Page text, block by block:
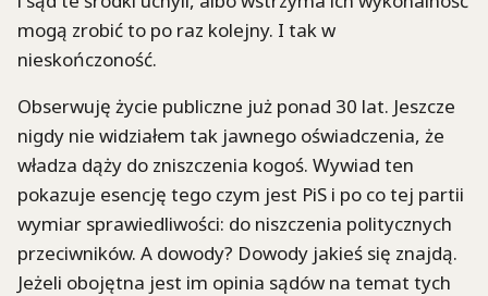
mogą zrobić to po raz kolejny. I tak w
nieskończoność.
Obserwuję życie publiczne już ponad 30 lat. Jeszcze
nigdy nie widziałem tak jawnego oświadczenia, że
władza dąży do zniszczenia kogoś. Wywiad ten
pokazuje esencję tego czym jest PiS i po co tej partii
wymiar sprawiedliwości: do niszczenia politycznych
przeciwników. A dowody? Dowody jakieś się znajdą.
Jeżeli obojętna jest im opinia sądów na temat tych